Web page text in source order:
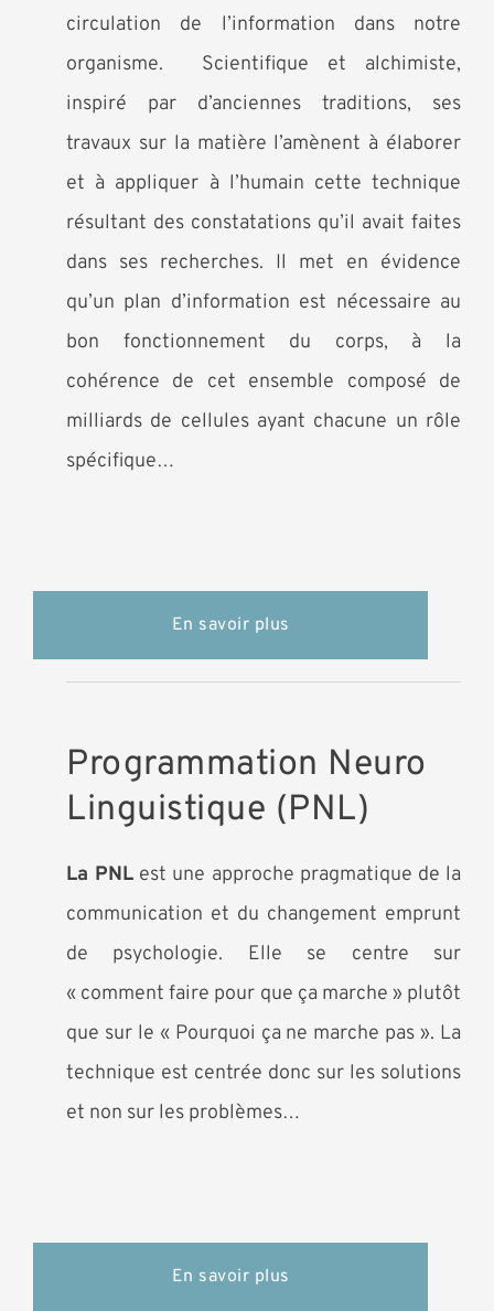
circulation de l’information dans notre
organisme.
Scientifique et alchimiste,
inspiré par d’anciennes traditions, ses
travaux sur la matière l’amènent à élaborer
et à appliquer à l’humain cette technique
résultant des constatations qu’il avait faites
dans ses recherches. Il met en évidence
qu’un plan d’information est nécessaire au
bon fonctionnement du corps, à la
cohérence de cet ensemble composé de
milliards de cellules ayant chacune un rôle
spécifique…
En savoir plus
Programmation Neuro
Linguistique (PNL)
La PNL est une approche pragmatique de la
communication et du changement emprunt
de psychologie. Elle se centre sur
« comment faire pour que ça marche » plutôt
que sur le « Pourquoi ça ne marche pas ». La
technique est centrée donc sur les solutions
et non sur les problèmes…
En savoir plus